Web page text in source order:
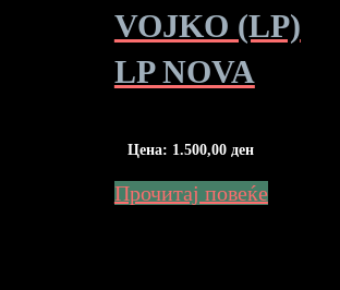
VOJKO (LP)
LP NOVA
Цена: 1.500,00 ден
Прочитај повеќе